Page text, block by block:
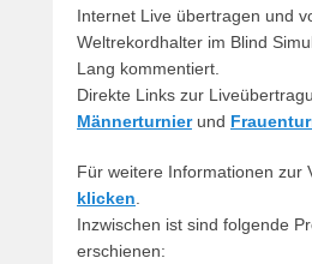
Internet Live übertragen und
Weltrekordhalter im Blind
Lang kommentiert.
Direkte Links zur
Männerturnierund
Für weitere Informationen zur
klicken
Inzwischen ist sind folgende
erschienen: